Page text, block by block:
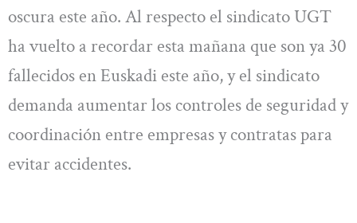
oscura este año. Al respecto el sindicato UGT
ha vuelto a recordar esta mañana que son ya 30
fallecidos en Euskadi este año, y el sindicato
demanda aumentar los controles de seguridad y
coordinación entre empresas y contratas para
evitar accidentes.